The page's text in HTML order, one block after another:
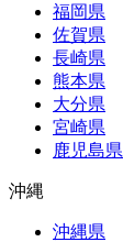
福岡県
佐賀県
長崎県
熊本県
大分県
宮崎県
鹿児島県
沖縄
沖縄県